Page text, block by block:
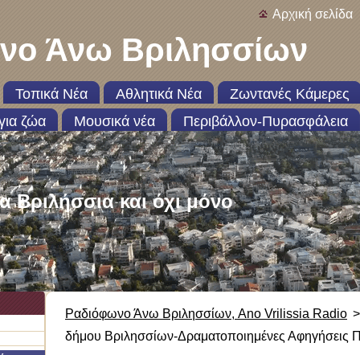
Αρχική σελίδα
Άνω Βριλησσίων
Τοπικά Νέα Αθλητικά Νέα Ζωντανές Κάμερες
ζώα
Μουσικά νέα Περιβάλλον-Πυρασφάλεια
Βριλήσσια και όχι μόνο
Ραδιόφωνο Άνω Βριλησσίων, Ano Vrilissia Radio >
δήμου Βριλησσίων-Δραματοποιημένες Αφηγήσεις